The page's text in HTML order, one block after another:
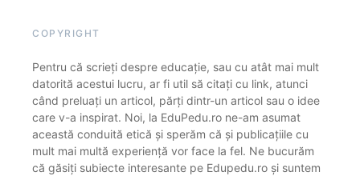
COPYRIGHT
Pentru că scrieți despre educație, sau cu atât mai mult
datorită acestui lucru, ar fi util să citați cu link, atunci
când preluați un articol, părți dintr-un articol sau o idee
care v-a inspirat. Noi, la EduPedu.ro ne-am asumat
această conduită etică și sperăm că și publicațiile cu
mult mai multă experiență vor face la fel. Ne bucurăm
că găsiți subiecte interesante pe Edupedu.ro și suntem